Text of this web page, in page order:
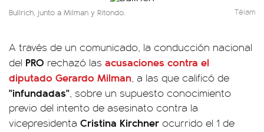
Bullrich, junto a Milman y Ritondo. Télam
A través de un comunicado, la conducción nacional
del PRO rechazó las acusaciones contra el
diputado Gerardo Milman, a las que calificó de
"infundadas", sobre un supuesto conocimiento
previo del intento de asesinato contra la
vicepresidenta Cristina Kirchner ocurrido el 1 de